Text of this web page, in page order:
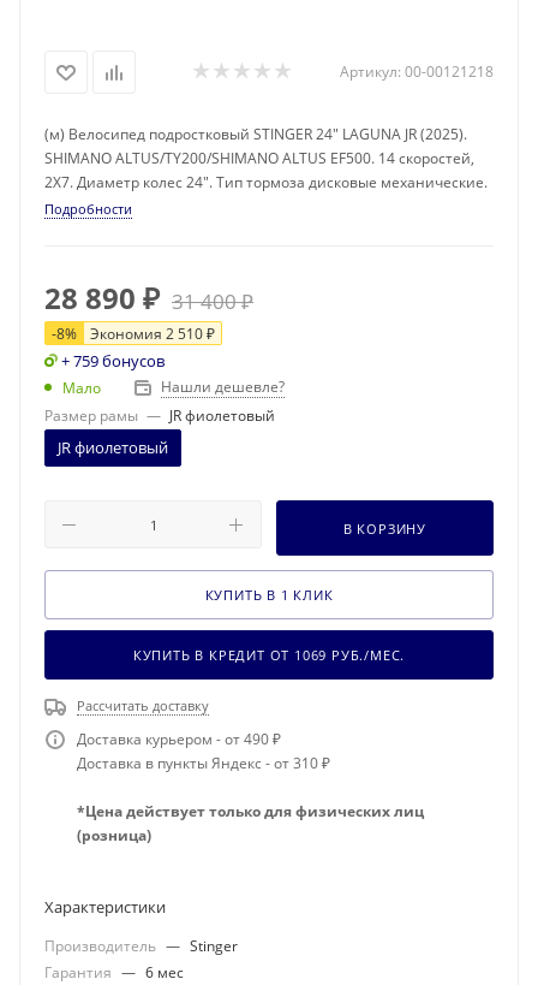
Артикул: 00-00121218
(м) Велосипед подростковый STINGER 24" LAGUNA JR (2025).
SHIMANO ALTUS/TY200/SHIMANO ALTUS EF500. 14 скоростей,
2X7. Диаметр колес 24". Тип тормоза дисковые механические.
Подробности
28 890 ₽ 31 400₽
-8% Экономия 2 510₽
+ 759 бонусов
Мало
Нашли дешевле?
Размер рамы — JR фиолетовый
JR фиолетовый
В КОРЗИНУ
КУПИТЬ В 1 КЛИК
КУПИТЬ В КРЕДИТ ОТ 1069 РУБ./МЕС.
Рассчитать доставку
Доставка курьером - от 490 ₽
Доставка в пункты Яндекс - от 310 ₽
*Цена действует только для физических лиц
(розница)
Характеристики
Производитель — Stinger
Гарантия — 6 мес